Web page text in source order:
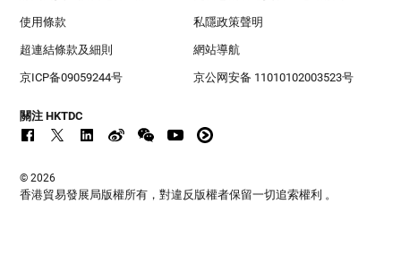
使用條款 私隱政策聲明
超連結條款及細則 網站導航
京ICP备09059244号 京公网安备 11010102003523号
關注 HKTDC
© 2026
香港貿易發展局版權所有，對違反版權者保留一切追索權利 。